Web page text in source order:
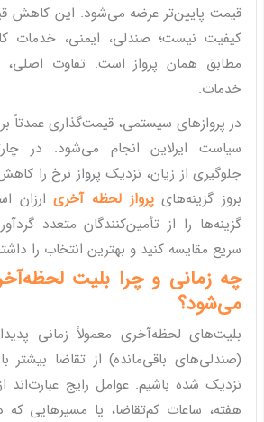
قیمت پایین‌تر عرضه می‌شود. این کاهش
کیفیت نیست؛ صندلی، ایمنی، خدمات
مطابق همان پرواز است. تفاوت اصلی،
خدمات.
در پروازهای سیستمی، قیمت‌گذاری عمدتاً
سیاست ایرلاین انجام می‌شود. در
جلوگیری از زیان، نزدیک پرواز نرخ را
بروز گزینه‌هایپرواز لحظه آخریارزان
گزینه‌ها را از تأمین‌کنندگان متعدد
سریع مقایسه کنید و بهترین انتخاب را
چه زمانی و چرا بلیت
می‌شود؟
بلیت‌های لحظه‌آخری معمولاً زمانی
(صندلی‌های باقی‌مانده) از تقاضا بیشتر
نزدیک شده باشیم. عوامل رایج عبارت‌اند
هفته، ساعات کم‌تقاضا، یا مسیرهایی